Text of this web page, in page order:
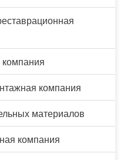
компания
компания
материалов
компания